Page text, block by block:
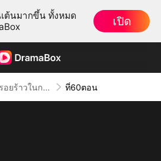
ต้นมากขึ้น ทั้งหมด
เปิด
รอยร้าวในกรงทอง ที่60ตอน